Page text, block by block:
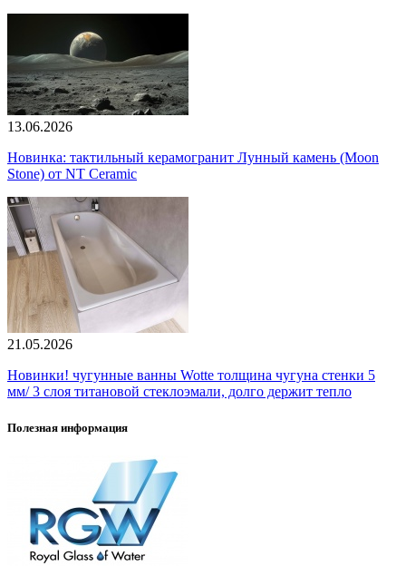
13.06.2026
Новинка: тактильный керамогранит Лунный камень (Moon
Stone) от NT Ceramic
21.05.2026
Новинки! чугунные ванны Wotte толщина чугуна стенки 5
мм/ 3 слоя титановой стеклоэмали, долго держит тепло
Полезная информация